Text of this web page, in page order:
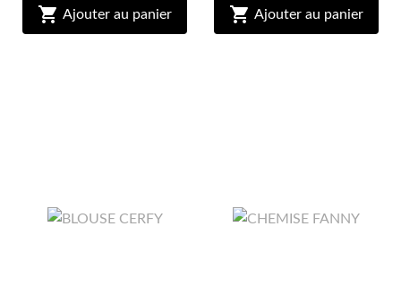
 Ajouter au panier  Ajouter au panier